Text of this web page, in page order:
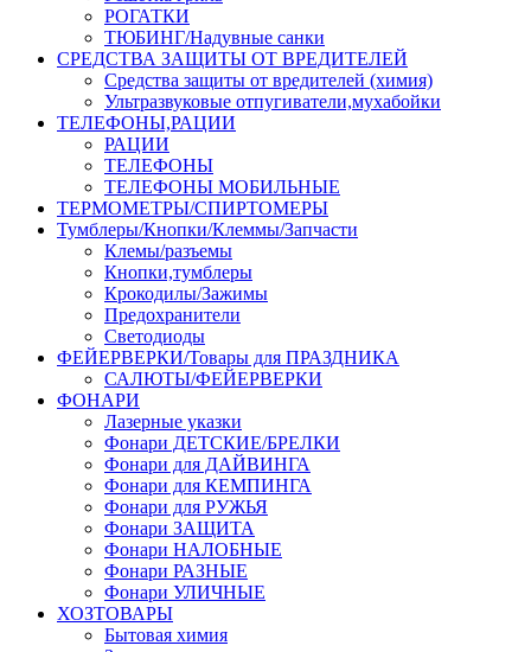
РОГАТКИ
ТЮБИНГ/Надувные санки
СРЕДСТВА ЗАЩИТЫ ОТ ВРЕДИТЕЛЕЙ
Средства защиты от вредителей (химия)
Ультразвуковые отпугиватели,мухабойки
ТЕЛЕФОНЫ,РАЦИИ
РАЦИИ
ТЕЛЕФОНЫ
ТЕЛЕФОНЫ МОБИЛЬНЫЕ
ТЕРМОМЕТРЫ/СПИРТОМЕРЫ
Тумблеры/Кнопки/Клеммы/Запчасти
Клемы/разъемы
Кнопки,тумблеры
Крокодилы/Зажимы
Предохранители
Светодиоды
ФЕЙЕРВЕРКИ/Товары для ПРАЗДНИКА
САЛЮТЫ/ФЕЙЕРВЕРКИ
ФОНАРИ
Лазерные указки
Фонари ДЕТСКИЕ/БРЕЛКИ
Фонари для ДАЙВИНГА
Фонари для КЕМПИНГА
Фонари для РУЖЬЯ
Фонари ЗАЩИТА
Фонари НАЛОБНЫЕ
Фонари РАЗНЫЕ
Фонари УЛИЧНЫЕ
ХОЗТОВАРЫ
Бытовая химия